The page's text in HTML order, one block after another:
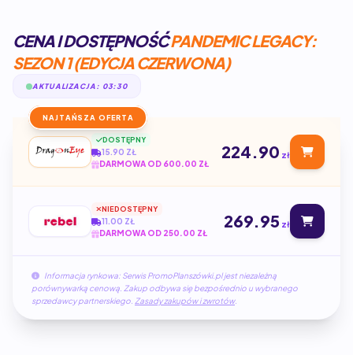
CENA I DOSTĘPNOŚĆPANDEMIC LEGACY:
SEZON 1 (EDYCJA CZERWONA)
AKTUALIZACJA: 03:30
NAJTAŃSZA OFERTA
DOSTĘPNY
15.90 ZŁ
DARMOWA OD 600.00 ZŁ
224.90 zł
NIEDOSTĘPNY
11.00 ZŁ
DARMOWA OD 250.00 ZŁ
269.95 zł
Informacja rynkowa: Serwis PromoPlanszówki.pl jest niezależną
porównywarką cenową. Zakup odbywa się bezpośrednio u wybranego
sprzedawcy partnerskiego. Zasady zakupów i zwrotów.